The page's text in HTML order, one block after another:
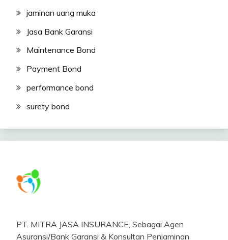
jaminan uang muka
Jasa Bank Garansi
Maintenance Bond
Payment Bond
performance bond
surety bond
PT. MITRA JASA INSURANCE, Sebagai Agen
Asuransi/Bank Garansi & Konsultan Penjaminan